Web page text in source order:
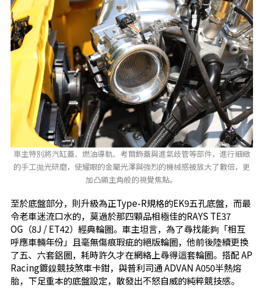
車主特別將汽缸蓋、燃油導軌、考爾飾蓋與進氣歧管等部件，進行細緻
的手工拋光研磨，使耀眼的金屬光澤與強烈的機械感被放大了數倍，更
加凸顯主角般的視覺焦點。
至於底盤部分，則升級為正Type-R規格的EK9五孔底盤，而最
令老車迷流口水的，莫過於那四顆品相極佳的RAYS TE37
OG（8J / ET42）經典輪圈。車主坦言，為了尋找能夠「相互
呼應車輛年份」且毫無傷痕瑕疵的絕版輪圈，他前後陸續更換
了五、六套鋁圈，耗時許久才在網絡上尋得這套輪圈。搭配 AP
Racing鍍鎳競技煞車卡鉗，與普利司通 ADVAN A050半熱熔
胎，下足重本的底盤設定，散發出不怒自威的純粹競技感。